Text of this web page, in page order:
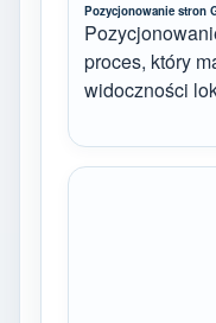
Pozycjonowanie stron
proces, który
widoczności